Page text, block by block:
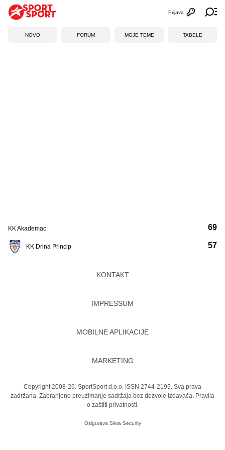
Otvori
Prijava
NOVO FORUM MOJE TEME TABELE
KK Akademac
KK Drina Princip
69
57
KONTAKT
IMPRESSUM
MOBILNE APLIKACIJE
MARKETING
Copyright 2008-26. SportSport d.o.o. ISSN 2744-2195. Sva prava
zadržana. Zabranjeno preuzimanje sadržaja bez dozvole izdavača. Pravila
o zaštiti privatnosti.
Osigurava Sikra Security